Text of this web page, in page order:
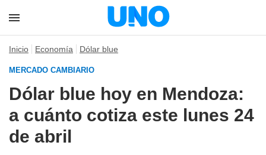
Inicio Economía Dólar blue
MERCADO CAMBIARIO
Dólar blue hoy en Mendoza:
a cuánto cotiza este lunes 24
de abril